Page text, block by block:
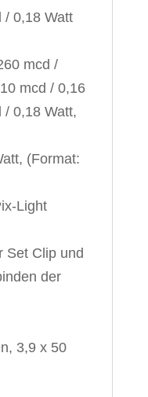
/ 0,18 Watt
mcd /
mcd / 0,16
/ 0,18 Watt,
(Format:
Light
Set Clip und
der
3,9 x 50